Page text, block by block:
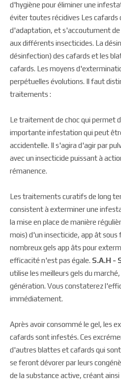
d'hygiène pour éliminer une
éviter toutes récidives Les
d'adaptation, et s'accoutument
aux différents insecticides. La
désinfection) des cafards et les
cafards. Les moyens
perpétuelles évolutions. Il faut
traitements :
Le traitement de choc qui permet
importante infestation qui peut
accidentelle. Il s'agira d'agir par
avec un insecticide puissant à
rémanence.
Les traitements curatifs de long
consistent à exterminer une
la mise en place de manière
mois) d'un insecticide, app ât sous
nombreux gels app âts pour
efficacité n'est pas égale. S.A.H -
utilise les meilleurs gels du
génération. Vous constaterez
immédiatement.
Après avoir consommé le gel, les
cafards sont infestés. Ces
d'autres blattes et cafards qui
se feront dévorer par leurs
de la substance active, créant